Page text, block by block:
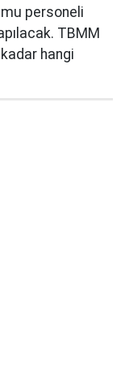
personeli
TBMM
hangi